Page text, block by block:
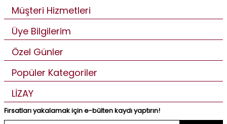
Müşteri Hizmetleri
Üye Bilgilerim
Özel Günler
Popüler Kategoriler
LİZAY
Fırsatları yakalamak için e-bülten kaydı yaptırın!